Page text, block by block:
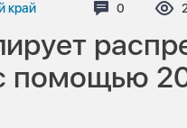
край 0
помощью